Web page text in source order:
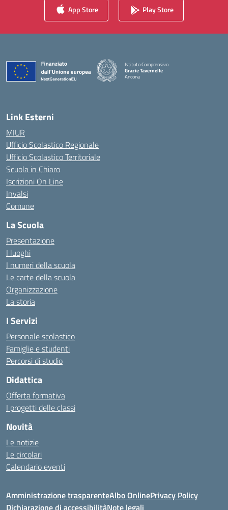
App Store Play Store
Istituto Comprensivo
Grazie Tavernelle
Ancona
Link Esterni
MIUR
Ufficio Scolastico Regionale
Ufficio Scolastico Territoriale
Scuola in Chiaro
Iscrizioni On Line
Invalsi
Comune
La Scuola
Presentazione
I luoghi
I numeri della scuola
Le carte della scuola
Organizzazione
La storia
I Servizi
Personale scolastico
Famiglie e studenti
Percorsi di studio
Didattica
Offerta formativa
I progetti delle classi
Novità
Le notizie
Le circolari
Calendario eventi
Amministrazione trasparenteAlbo OnlinePrivacy Policy
Dichiarazione di accessibilitàNote legali